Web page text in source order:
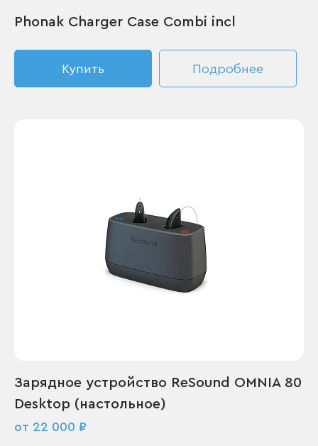
Phonak Charger Case Combi incl
Купить Подробнее
Зарядное устройство ReSound OMNIA 80
Desktop (настольное)
от 22 000 ₽